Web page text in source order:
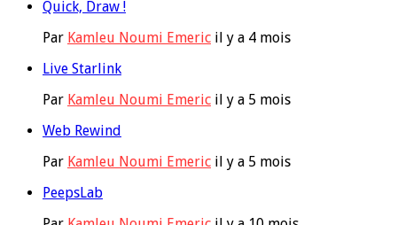
Quick, Draw !
Par Kamleu Noumi Emeric il y a 4 mois
Live Starlink
Par Kamleu Noumi Emeric il y a 5 mois
Web Rewind
Par Kamleu Noumi Emeric il y a 5 mois
PeepsLab